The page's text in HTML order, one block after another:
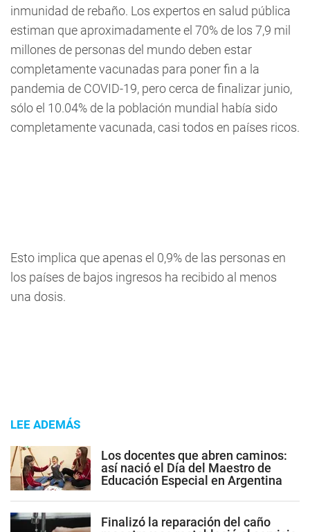
inmunidad de rebaño. Los expertos en salud pública
estiman que aproximadamente el 70% de los 7,9 mil
millones de personas del mundo deben estar
completamente vacunadas para poner fin a la
pandemia de COVID-19, pero cerca de finalizar junio,
sólo el 10.04% de la población mundial había sido
completamente vacunada, casi todos en países ricos.
Esto implica que apenas el 0,9% de las personas en
los países de bajos ingresos ha recibido al menos
una dosis.
LEE ADEMÁS
Los docentes que abren caminos:
así nació el Día del Maestro de
Educación Especial en Argentina
Finalizó la reparación del caño